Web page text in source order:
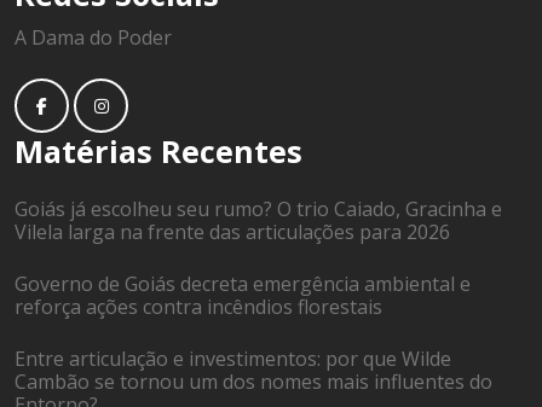
A Dama do Poder
Matérias Recentes
Goiás já escolheu seu rumo? O trio Caiado, Gracinha e
Vilela larga na frente das articulações para 2026
Governo de Goiás decreta emergência ambiental e
reforça ações contra incêndios florestais
Entre articulação e investimentos: por que Wilde
Cambão se tornou um dos nomes mais influentes do